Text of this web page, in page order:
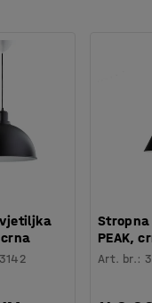
crna
PEAK,
Art. br.: